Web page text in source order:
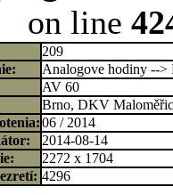
on line
209
Analogove hodiny --
AV 60
Brno, DKV
06 / 2014
2014-08-14
2272 x 1704
4296